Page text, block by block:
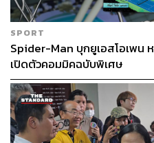
SPORT
Spider-Man บุกยูเอสโอเพน
เปิดตัวคอมมิคฉบับพิเศษ